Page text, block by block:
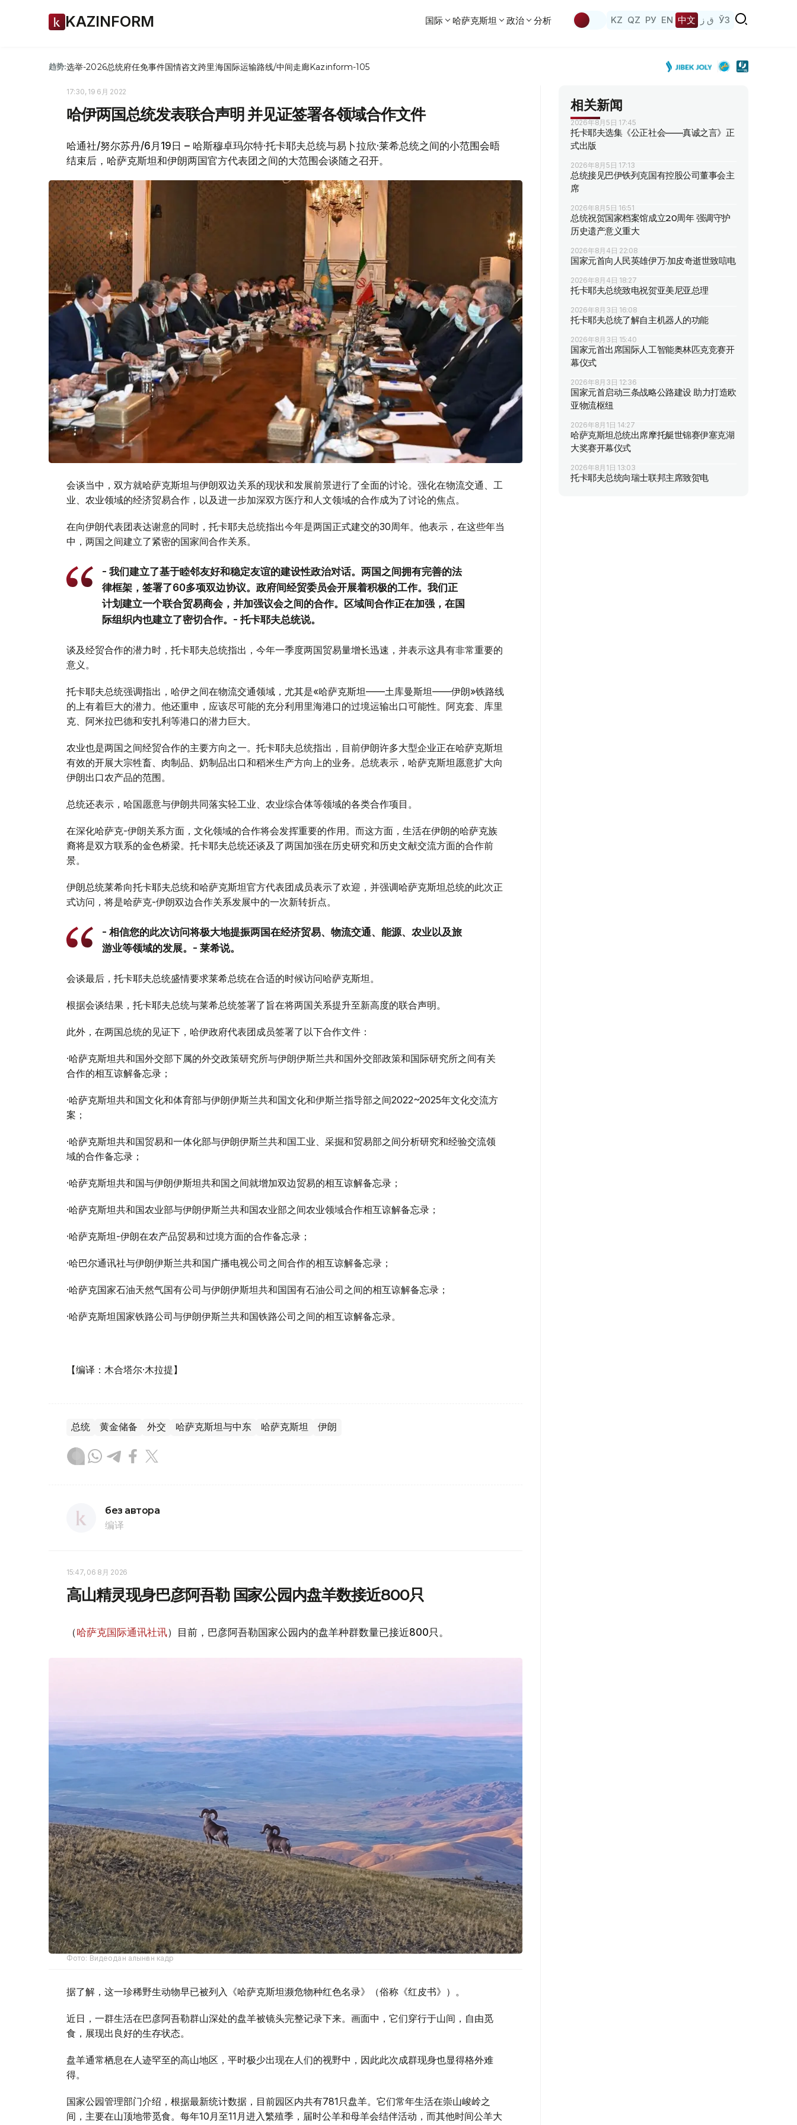
KAZINFORM 国际 哈萨克斯坦 政治 分析 KZ QZ РУ EN 中文 ق ز ЎЗ
趋势:选举-2026总统府任免事件国情咨文跨里海国际运输路线/中间走廊Kazinform-105
17:30, 19 6月 2022
哈伊两国总统发表联合声明 并见证签署各领域合作文件
哈通社/努尔苏丹/6月19日 – 哈斯穆卓玛尔特·托卡耶夫总统与易卜拉欣·莱希总统之间的小范围会晤
结束后，哈萨克斯坦和伊朗两国官方代表团之间的大范围会谈随之召开。
会谈当中，双方就哈萨克斯坦与伊朗双边关系的现状和发展前景进行了全面的讨论。强化在物流交通、工
业、农业领域的经济贸易合作，以及进一步加深双方医疗和人文领域的合作成为了讨论的焦点。
在向伊朗代表团表达谢意的同时，托卡耶夫总统指出今年是两国正式建交的30周年。他表示，在这些年当
中，两国之间建立了紧密的国家间合作关系。
- 我们建立了基于睦邻友好和稳定友谊的建设性政治对话。两国之间拥有完善的法
律框架，签署了60多项双边协议。政府间经贸委员会开展着积极的工作。我们正
计划建立一个联合贸易商会，并加强议会之间的合作。区域间合作正在加强，在国
际组织内也建立了密切合作。- 托卡耶夫总统说。
谈及经贸合作的潜力时，托卡耶夫总统指出，今年一季度两国贸易量增长迅速，并表示这具有非常重要的
意义。
托卡耶夫总统强调指出，哈伊之间在物流交通领域，尤其是«哈萨克斯坦——土库曼斯坦——伊朗»铁路线
的上有着巨大的潜力。他还重申，应该尽可能的充分利用里海港口的过境运输出口可能性。阿克套、库里
克、阿米拉巴德和安扎利等港口的潜力巨大。
农业也是两国之间经贸合作的主要方向之一。托卡耶夫总统指出，目前伊朗许多大型企业正在哈萨克斯坦
有效的开展大宗牲畜、肉制品、奶制品出口和稻米生产方向上的业务。总统表示，哈萨克斯坦愿意扩大向
伊朗出口农产品的范围。
总统还表示，哈国愿意与伊朗共同落实轻工业、农业综合体等领域的各类合作项目。
在深化哈萨克-伊朗关系方面，文化领域的合作将会发挥重要的作用。而这方面，生活在伊朗的哈萨克族
裔将是双方联系的金色桥梁。托卡耶夫总统还谈及了两国加强在历史研究和历史文献交流方面的合作前
景。
伊朗总统莱希向托卡耶夫总统和哈萨克斯坦官方代表团成员表示了欢迎，并强调哈萨克斯坦总统的此次正
式访问，将是哈萨克-伊朗双边合作关系发展中的一次新转折点。
- 相信您的此次访问将极大地提振两国在经济贸易、物流交通、能源、农业以及旅
游业等领域的发展。- 莱希说。
会谈最后，托卡耶夫总统盛情要求莱希总统在合适的时候访问哈萨克斯坦。
根据会谈结果，托卡耶夫总统与莱希总统签署了旨在将两国关系提升至新高度的联合声明。
此外，在两国总统的见证下，哈伊政府代表团成员签署了以下合作文件：
·哈萨克斯坦共和国外交部下属的外交政策研究所与伊朗伊斯兰共和国外交部政策和国际研究所之间有关
合作的相互谅解备忘录；
·哈萨克斯坦共和国文化和体育部与伊朗伊斯兰共和国文化和伊斯兰指导部之间2022~2025年文化交流方
案；
·哈萨克斯坦共和国贸易和一体化部与伊朗伊斯兰共和国工业、采掘和贸易部之间分析研究和经验交流领
域的合作备忘录；
·哈萨克斯坦共和国与伊朗伊斯坦共和国之间就增加双边贸易的相互谅解备忘录；
·哈萨克斯坦共和国农业部与伊朗伊斯兰共和国农业部之间农业领域合作相互谅解备忘录；
·哈萨克斯坦-伊朗在农产品贸易和过境方面的合作备忘录；
·哈巴尔通讯社与伊朗伊斯兰共和国广播电视公司之间合作的相互谅解备忘录；
·哈萨克国家石油天然气国有公司与伊朗伊斯坦共和国国有石油公司之间的相互谅解备忘录；
·哈萨克斯坦国家铁路公司与伊朗伊斯兰共和国铁路公司之间的相互谅解备忘录。
【编译：木合塔尔·木拉提】
总统 黄金储备 外交 哈萨克斯坦与中东 哈萨克斯坦 伊朗
без автора
编译
15:47, 06 8月 2026
高山精灵现身巴彦阿吾勒 国家公园内盘羊数接近800只
（哈萨克国际通讯社讯）目前，巴彦阿吾勒国家公园内的盘羊种群数量已接近800只。
Фото: Видеодан алынған кадр
据了解，这一珍稀野生动物早已被列入《哈萨克斯坦濒危物种红色名录》（俗称《红皮书》）。
近日，一群生活在巴彦阿吾勒群山深处的盘羊被镜头完整记录下来。画面中，它们穿行于山间，自由觅
食，展现出良好的生存状态。
盘羊通常栖息在人迹罕至的高山地区，平时极少出现在人们的视野中，因此此次成群现身也显得格外难
得。
国家公园管理部门介绍，根据最新统计数据，目前园区内共有781只盘羊。它们常年生活在崇山峻岭之
间，主要在山顶地带觅食。每年10月至11月进入繁殖季，届时公羊和母羊会结伴活动，而其他时间公羊大
相关新闻
2026年8月5日 17:45
托卡耶夫选集《公正社会——真诚之言》正
式出版
2026年8月5日 17:13
总统接见巴伊铁列克国有控股公司董事会主
席
2026年8月5日 16:51
总统祝贺国家档案馆成立20周年 强调守护
历史遗产意义重大
2026年8月4日 22:08
国家元首向人民英雄伊万·加皮奇逝世致唁电
2026年8月4日 18:27
托卡耶夫总统致电祝贺亚美尼亚总理
2026年8月3日 16:08
托卡耶夫总统了解自主机器人的功能
2026年8月3日 15:40
国家元首出席国际人工智能奥林匹克竞赛开
幕仪式
2026年8月3日 12:36
国家元首启动三条战略公路建设 助力打造欧
亚物流枢纽
2026年8月1日 14:27
哈萨克斯坦总统出席摩托艇世锦赛伊塞克湖
大奖赛开幕仪式
2026年8月1日 13:03
托卡耶夫总统向瑞士联邦主席致贺电